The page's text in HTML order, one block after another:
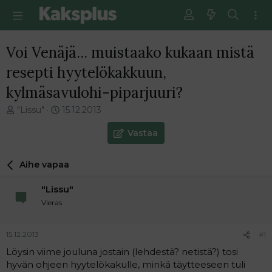
Voi Venäjä... muistaako kukaan mistä
resepti hyytelökakkuun,
kylmäsavulohi-piparjuuri?
V
e
t
n
a
l
"Lissu"
E
m
i
n
e
15.12.2013
Vastaa
Aihe vapaa
"Lissu"
Vieras
15.12.2013 #1
Löysin viime jouluna jostain (lehdestä? netistä?) tosi
hyvän ohjeen hyytelökakulle, minkä täytteeseen tuli